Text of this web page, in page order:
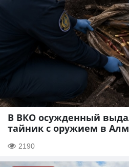
В ВКО осужденный
тайник с оружием в
2190